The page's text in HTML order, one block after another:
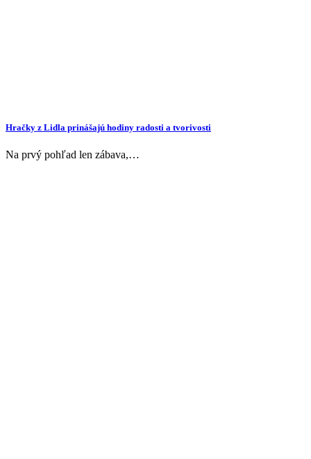
Hračky z Lidla prinášajú hodiny radosti a tvorivosti
Na prvý pohľad len zábava,…